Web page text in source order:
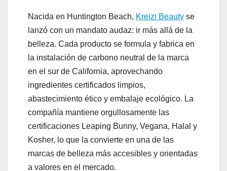
Nacida en Huntington Beach, Kreizi Beauty se
lanzó con un mandato audaz: ir más allá de la
belleza. Cada producto se formula y fabrica en
la instalación de carbono neutral de la marca
en el sur de California, aprovechando
ingredientes certificados limpios,
abastecimiento ético y embalaje ecológico. La
compañía mantiene orgullosamente las
certificaciones Leaping Bunny, Vegana, Halal y
Kosher, lo que la convierte en una de las
marcas de belleza más accesibles y orientadas
a valores en el mercado.